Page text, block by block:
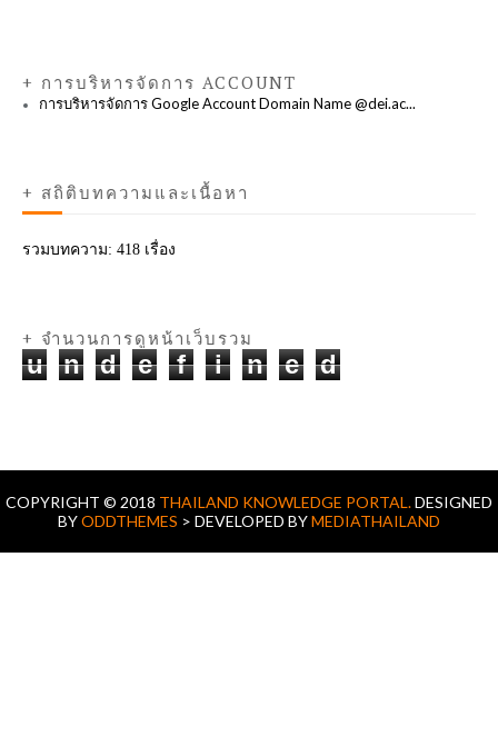
+ การบริหารจัดการ ACCOUNT
การบริหารจัดการ Google Account Domain Name @dei.ac...
+ สถิติบทความและเนื้อหา
รวมบทความ: 418 เรื่อง
+ จำนวนการดูหน้าเว็บรวม
u n d e f i n e d
COPYRIGHT © 2018 THAILAND KNOWLEDGE PORTAL.DESIGNED
BYODDTHEMES > DEVELOPED BYMEDIATHAILAND